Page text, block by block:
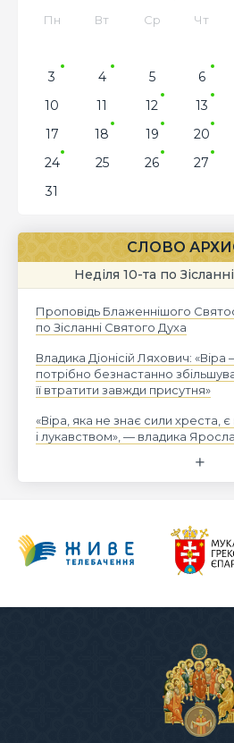
Пн Вт Ср Чт
3
4 5 6
10
11 12 13
17
18 19 20
24
25 26 27
31
СЛОВО
Неділя 10-та по
Проповідь Блаженнішого
по Зісланні Святого Духа
Владика Діонісій Ляхович:
потрібно безнастанно
її втратити завжди присутня»
«Віра, яка не знає сили хреста,
і лукавством», — владика